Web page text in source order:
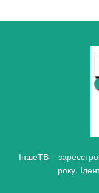
ІншеТВ –
року.